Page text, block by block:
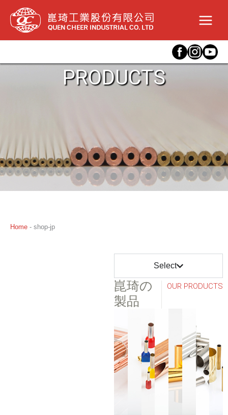
PRODUCTS
Home - shop-jp
Select
崑琦の
製品
OUR PRODUCTS
+
MOREMORE
+
MORE
+
MOREMORE
+
MORE
+
MORE
+
MORE